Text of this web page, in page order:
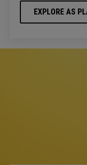
EXPLORE AS